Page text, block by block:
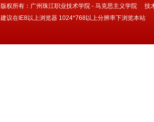
版权所有： 广州珠江职业技术学院 - 马克思主义学院 技
建议在IE8以上浏览器 1024*768以上分辨率下浏览本站